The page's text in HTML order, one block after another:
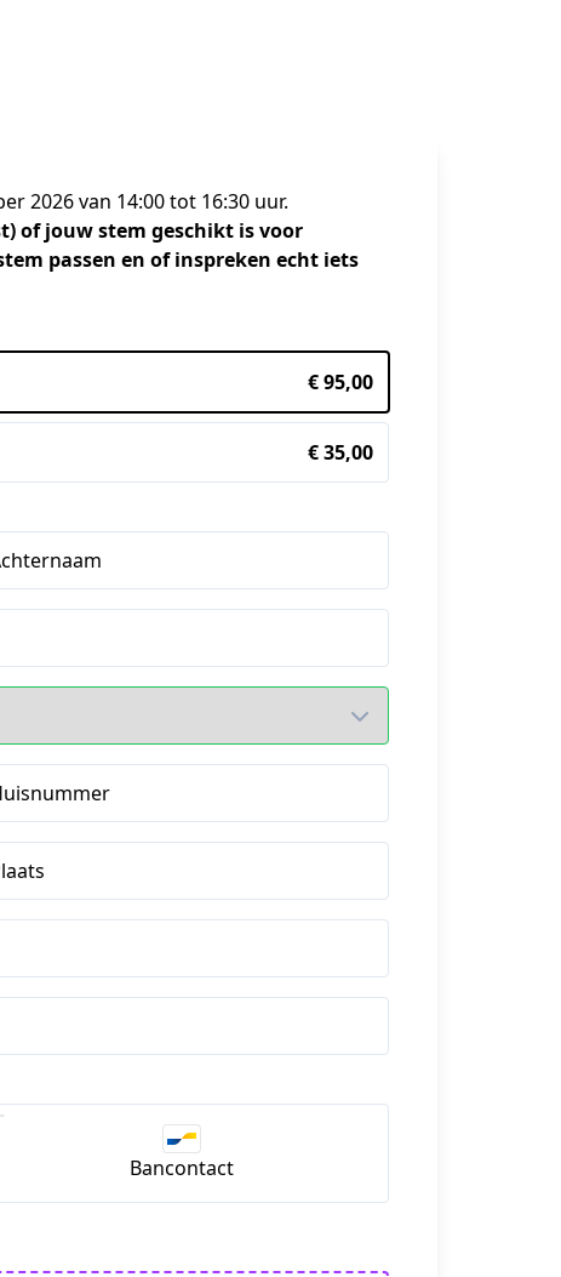
2026 van 14:00 tot 16:30 uur.
of jouw stem geschikt is voor
passen en of inspreken echt iets
€ 95,00
€ 35,00
Bancontact